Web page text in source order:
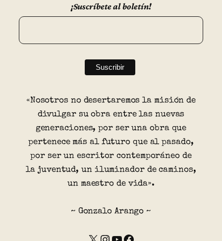
¡Suscríbete al boletín!
«Nosotros no desertaremos la misión de
divulgar su obra entre las nuevas
generaciones, por ser una obra que
pertenece más al futuro que al pasado,
por ser un escritor contemporáneo de
la juventud, un iluminador de caminos,
un maestro de vida».
~ Gonzalo Arango ~